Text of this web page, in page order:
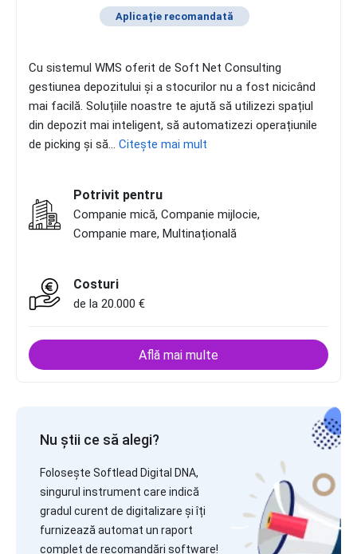
Aplicație recomandată
Cu sistemul WMS oferit de Soft Net Consulting
gestiunea depozitului și a stocurilor nu a fost nicicând
mai facilă. Soluțiile noastre te ajută să utilizezi spațiul
din depozit mai inteligent, să automatizezi operațiunile
de picking și să... Citește mai mult
Potrivit pentru
Companie mică, Companie mijlocie,
Companie mare, Multinațională
Costuri
de la 20.000 €
Află mai multe
Nu știi ce să alegi?
Folosește Softlead Digital DNA,
singurul instrument care indică
gradul curent de digitalizare și îți
furnizează automat un raport
complet de recomandări software!